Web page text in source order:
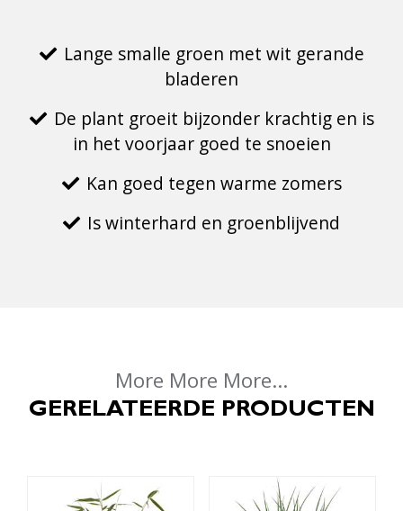
Lange smalle groen met wit gerande
bladeren
De plant groeit bijzonder krachtig en is
in het voorjaar goed te snoeien
Kan goed tegen warme zomers
Is winterhard en groenblijvend
More More More...
GERELATEERDE PRODUCTEN